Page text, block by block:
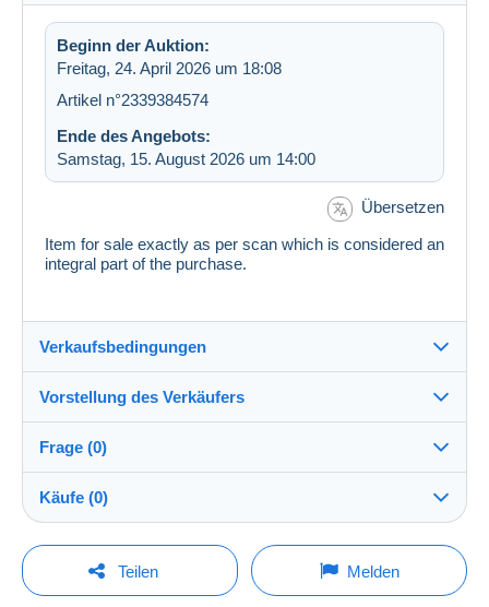
Beginn der Auktion:
Freitag, 24. April 2026 um 18:08
Artikel n°2339384574
Ende des Angebots:
Samstag, 15. August 2026 um 14:00
Übersetzen
Item for sale exactly as per scan which is considered an
integral part of the purchase.
Verkaufsbedingungen
Verkaufsbedingungen im Detail
Versand nach Zahlung innerhalb von 14 Tagen
Versandkosten:
Vorstellung des Verkäufers
redavide1982100%(7456x)
Shop
Mitglied seit:
Frage (0)
Um eine Frage stellen zu können, müssen Sie
Käufe (0)
Letzte Aktualisierung: 14:52:58
Teilen Melden